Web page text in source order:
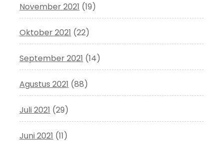
November 2021 (19)
Oktober 2021 (22)
September 2021 (14)
Agustus 2021 (88)
Juli 2021 (29)
Juni 2021 (11)